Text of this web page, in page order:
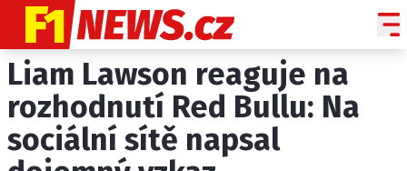
NOVINKY
GRAND PRIX
PADDOCK LINE
TECHNIKA
Liam Lawson reaguje na
rozhodnutí Red Bullu: Na
sociální sítě napsal